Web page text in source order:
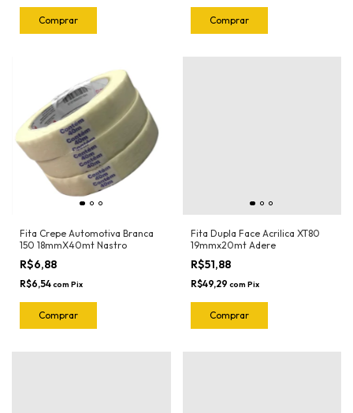
Fita Crepe Automotiva Branca
150 18mmX40mt Nastro
R$6,88
R$6,54com Pix
Fita Dupla Face Acrilica XT80
19mmx20mt Adere
R$51,88
R$49,29 com Pix